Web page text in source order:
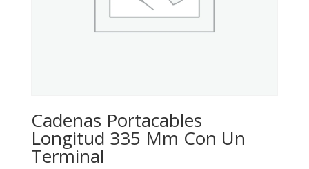
Cadenas Portacables
Longitud 335 Mm Con Un
Terminal